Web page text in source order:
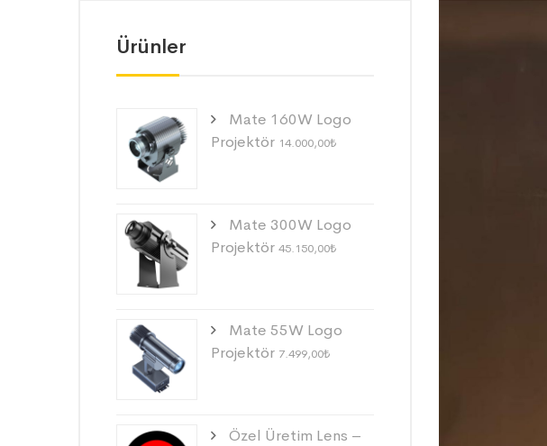
Ürünler
Mate 160W Logo
Projektör 14.000,00₺
Mate 300W Logo
Projektör 45.150,00₺
Mate 55W Logo
Projektör 7.499,00₺
Özel Üretim Lens –